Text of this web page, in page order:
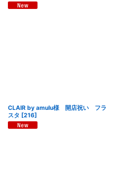
CLAIR by amulu様 開店祝い フラ
スタ [216]